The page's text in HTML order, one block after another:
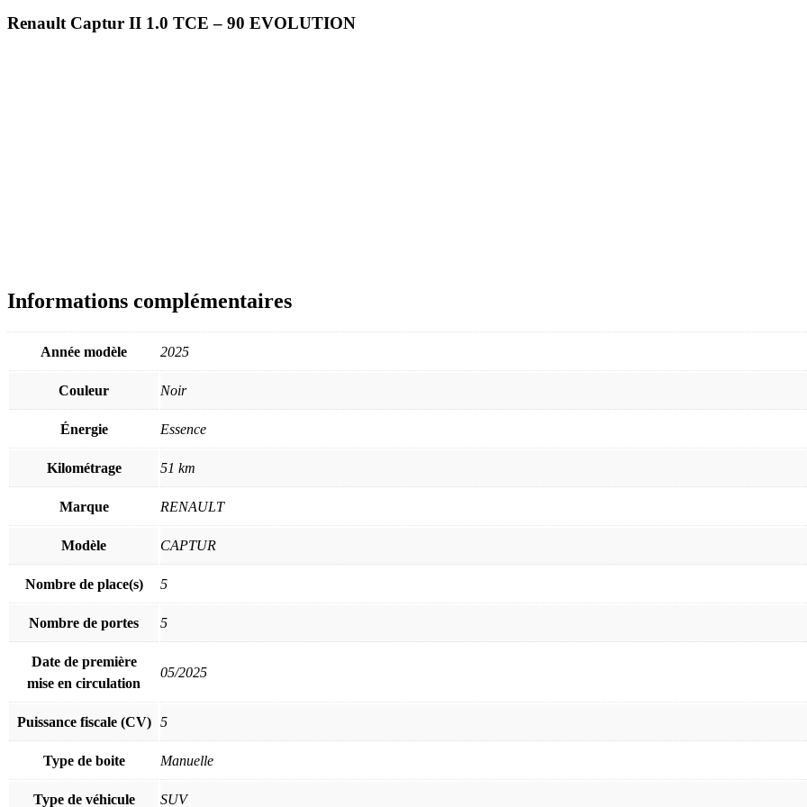
Renault Captur II 1.0 TCE – 90 EVOLUTION
Informations complémentaires
Année modèle 2025
Couleur Noir
Énergie Essence
Kilométrage 51 km
Marque RENAULT
Modèle CAPTUR
Nombre de place(s) 5
Nombre de portes 5
Date de première
mise en circulation
05/2025
Puissance fiscale (CV) 5
Type de boite Manuelle
Type de véhicule SUV